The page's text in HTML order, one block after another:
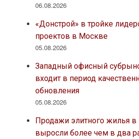
06.08.2026
«Донстрой» в тройке
проектов в Москве
05.08.2026
Западный офисный
входит в период
обновления
05.08.2026
Продажи элитного жилья
выросли более чем в два